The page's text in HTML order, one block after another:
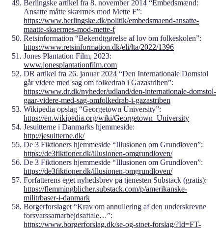
Berlingske artikel fra 8. november 2014 “Embedsmænd:
Ansatte måtte skærmes mod Mette F”:
https://www.berlingske.dk/politik/embedsmaend-ansatte-
maatte-skaermes-mod-mette-f
Retsinformation “Bekendtgørelse af lov om folkeskolen”:
https://www.retsinformation.dk/eli/lta/2022/1396
Jones Plantation Film, 2023:
www.jonesplantationfilm.com
DR artikel fra 26. januar 2024 “Den Internationale Domstol
går videre med sag om folkedrab i Gazastriben”:
https://www.dr.dk/nyheder/udland/den-internationale-domstol-
gaar-videre-med-sag-omfolkedrab-i-gazastriben
Wikipedia opslag “Georgetown University”:
https://en.wikipedia.org/wiki/Georgetown_University
Jesuitterne i Danmarks hjemmeside:
http://jesuitterne.dk/
De 3 Fiktioners hjemmeside “Illusionen om Grundloven”:
https://de3fiktioner.dk/illusionen-omgrundloven/
De 3 Fiktioners hjemmeside “Illusionen om Grundloven”:
https://de3fiktioner.dk/illusionen-omgrundloven/
Forfatterens eget nyhedsbrev på tjenesten Substack (gratis):
https://flemmingblicher.substack.com/p/amerikanske-
militrbaser-i-danmark
Borgerforslaget “Krav om annullering af den underskrevne
forsvarssamarbejdsaftale…”:
https://www.borgerforslag.dk/se-og-stoet-forslag/?Id=FT-